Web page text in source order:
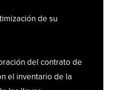
de su
del contrato de
el inventario de la